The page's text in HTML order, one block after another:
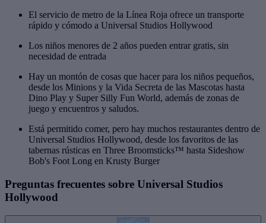
El servicio de metro de la Línea Roja ofrece un transporte
rápido y cómodo a Universal Studios Hollywood
Los niños menores de 2 años pueden entrar gratis, sin
necesidad de entrada
Hay un montón de cosas que hacer para los niños pequeños,
desde los Minions y la Vida Secreta de las Mascotas hasta
Dino Play y Super Silly Fun World, además de zonas de
juego y encuentros y saludos.
Está permitido comer, pero hay muchos restaurantes dentro de
Universal Studios Hollywood, desde los favoritos de las
tabernas rústicas en Three Broomsticks™ hasta Sideshow
Bob's Foot Long en Krusty Burger
Preguntas frecuentes sobre Universal Studios
Hollywood